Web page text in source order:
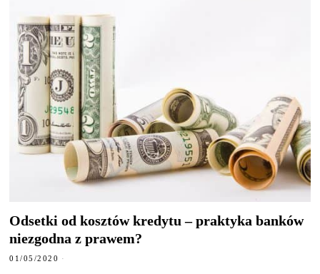
Odsetki od kosztów kredytu – praktyka banków
niezgodna z prawem?
01/05/2020